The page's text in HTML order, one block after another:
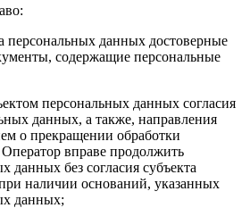
персональных данных достоверные
содержащие персональные
персональных данных согласия
данных, а также, направления
о прекращении обработки
вправе продолжить
данных без согласия субъекта
наличии оснований, указанных
данных;